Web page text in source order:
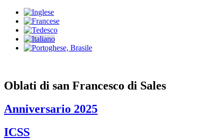
contenuto
Oblati di san Francesco di Sales
Anniversario 2025
ICSS